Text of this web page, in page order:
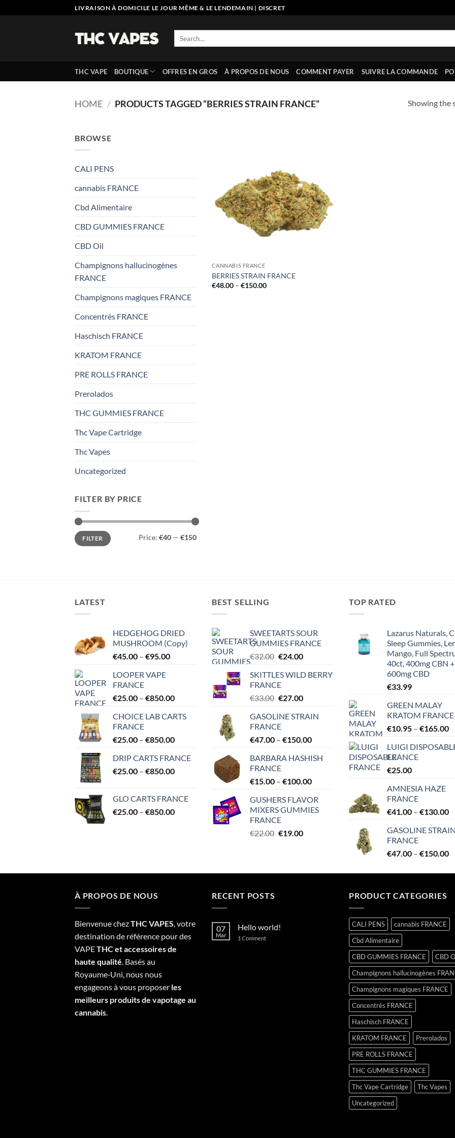
to
LIVRAISON À DOMICILE LE JOUR MÊME & LE LENDEMAIN | DISCRET
THC VAPE BOUTIQUE OFFRES EN GROS À PROPOS DE NOUS COMMENT PAYER SUIVRE LA COMMANDE
HOME / PRODUCTS TAGGED “BERRIES STRAIN FRANCE” Showing the
BROWSE
CALI PENS
cannabis FRANCE
Cbd Alimentaire
CBD GUMMIES FRANCE
CBD Oil
Champignons hallucinogènes
FRANCE
Champignons magiques FRANCE
Concentrés FRANCE
Haschisch FRANCE
KRATOM FRANCE
PRE ROLLS FRANCE
Prerolados
THC GUMMIES FRANCE
Thc Vape Cartridge
Thc Vapes
Uncategorized
FILTER BY PRICE
Min
price
Max
priceFILTER Price: €40 — €150
CANNABIS FRANCE
BERRIES STRAIN FRANCE
€48.00 – €150.00Price
LATEST
HEDGEHOG DRIED
MUSHROOM (Copy)
€45.00 – €95.00Price
€95.00
LOOPER VAPE
FRANCE
€25.00 – €850.00Price
€25.00
€850.00
CHOICE LAB CARTS
FRANCE
€25.00 – €850.00Price
€25.00
through
DRIP CARTS FRANCE
€25.00 – €850.00Price
through
€850.00
GLO CARTS FRANCE
€25.00 – €850.00Price
BEST SELLING
SWEETARTS SOUR
GUMMIES FRANCE
€32.00 Original
was:
€32.00.
€24.00Current
is:
SKITTLES WILD BERRY
FRANCE
€33.00 Original
was:
€33.00.
€27.00Current
is:
GASOLINE STRAIN
FRANCE
€47.00 – €150.00Price
€47.00
€150.00
BARBARA HASHISH
FRANCE
€15.00 – €100.00Price
€15.00
through
GUSHERS FLAVOR
MIXERS GUMMIES
FRANCE
€22.00 Original
€19.00Current
TOP RATED
Lazarus Naturals,
Sleep Gummies,
Mango, Full
40ct, 400mg CBN +
600mg CBD
€33.99
GREEN MALAY
KRATOM FRANCE
€10.95 – €165.00
LUIGI
FRANCE
€25.00
AMNESIA HAZE
FRANCE
€41.00 – €130.00
GASOLINE STRAIN
FRANCE
€47.00 – €150.00
À PROPOS DE NOUS
Bienvenue chezTHC VAPES, votre
destination de référence pour des
VAPETHC et accessoires de
haute qualité. Basés au
Royaume‑Uni, nous nous
engageons à vous proposer les
meilleurs produits de vapotage au
cannabis.
RECENT POSTS
07
Mar
Hello world!
1 Commenton
PRODUCT CATEGORIES
CALI PENS
cannabis FRANCE
Cbd Alimentaire
CBD GUMMIES FRANCE
CBD
Champignons hallucinogènes
Champignons magiques FRANCE
Concentrés FRANCE
Haschisch FRANCE
KRATOM FRANCE
Prerolados
PRE ROLLS FRANCE
THC GUMMIES FRANCE
Thc Vape Cartridge
Thc Vapes
Uncategorized